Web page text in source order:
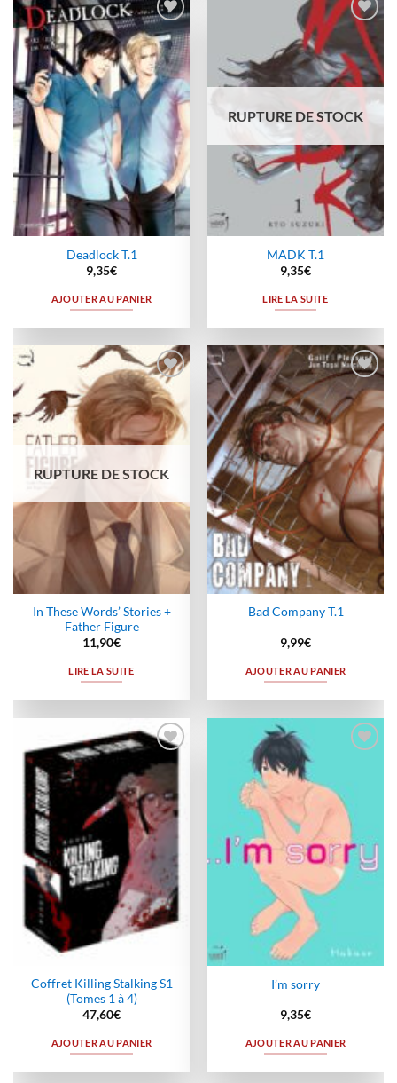
Ajouter
à la
wishlist
Deadlock T.1
9,35€
AJOUTER AU PANIER
Ajouter
à la
wishlist
RUPTURE DE STOCK
MADK T.1
9,35€
LIRE LA SUITE
Ajouter
à la
wishlist
RUPTURE DE STOCK
In These Words’ Stories +
Father Figure
11,90€
LIRE LA SUITE
Ajouter
à la
wishlist
Bad Company T.1
9,99€
AJOUTER AU PANIER
Ajouter
Coffret Killing Stalking S1
(Tomes 1 à 4)
47,60€
AJOUTER AU PANIER
I’m sorry
9,35€
AJOUTER AU PANIER